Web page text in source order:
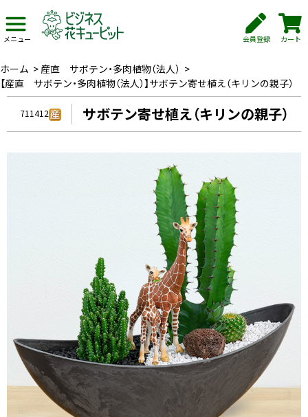
メニュー 会員登録 カート
ホーム > 産直 サボテン・多肉植物（法人） >
【産直 サボテン・多肉植物（法人）】サボテン寄せ植え（キリンの親子）
711412 サボテン寄せ植え（キリンの親子）